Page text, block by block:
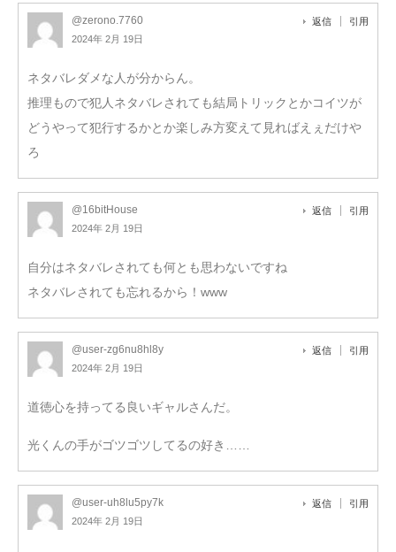
@zerono.7760
2024年 2月 19日
返信 引用
ネタバレダメな人が分からん。
推理もので犯人ネタバレされても結局トリックとかコイツが
どうやって犯行するかとか楽しみ方変えて見ればえぇだけや
ろ
@16bitHouse
2024年 2月 19日
返信 引用
自分はネタバレされても何とも思わないですね
ネタバレされても忘れるから！www
@user-zg6nu8hl8y
2024年 2月 19日
返信 引用
道徳心を持ってる良いギャルさんだ。
光くんの手がゴツゴツしてるの好き……
@user-uh8lu5py7k
2024年 2月 19日
返信 引用